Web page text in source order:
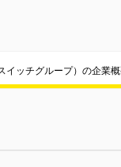
ッチグループ）の企業概